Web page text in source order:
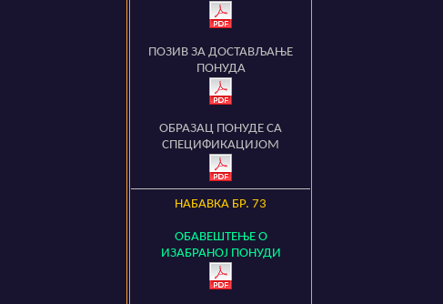
ПОЗИВ ЗА ДОСТАВЉАЊЕ
ПОНУДА
ОБРАЗАЦ ПОНУДЕ СА
СПЕЦИФИКАЦИЈОМ
НАБАВКА БР. 73
ОБАВЕШТЕЊЕ О
ИЗАБРАНОЈ ПОНУДИ